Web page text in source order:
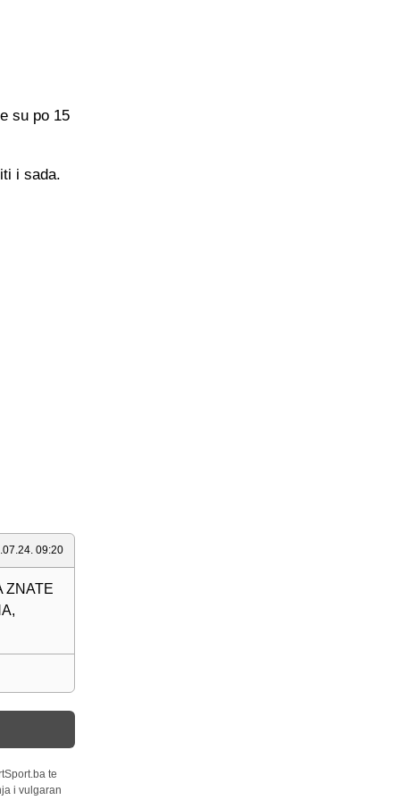
su po 15
i sada.
09:20
ZNATE
te
i vulgaran